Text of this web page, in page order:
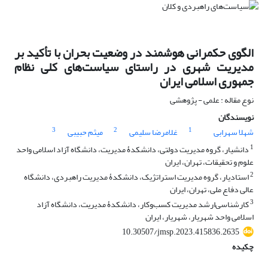
الگوی حکمرانی هوشمند در وضعیت بحران با تأکید بر
مدیریت شهری در راستای سیاست‌های کلی نظام
جمهوری اسلامی ایران
نوع مقاله : علمی - پژوهشی
نویسندگان
شهلا سهرابی
1 غلامرضا سلیمی 2 میثم حبیبی
3
1 دانشیار، گروه مدیریت دولتی، دانشکدۀ مدیریت، دانشگاه آزاد اسلامی واحد
علوم و تحقیقات، تهران، ایران
2استادیار، گروه مدیریت استراتژیک، دانشکدۀ مدیریت راهبردی، دانشگاه
عالی دفاع ملی، تهران، ایران
3کارشناسی‌ارشد مدیریت کسب‌وکار، دانشکدۀ مدیریت، دانشگاه آزاد
اسلامی واحد شهریار، شهریار، ایران
10.30507/jmsp.2023.415836.2635
چکیده